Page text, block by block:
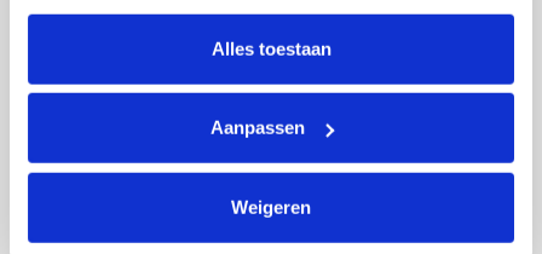
intrekken via Cookie instellingen onderaan de pagina. De
lijst met cookies is te vinden in het tabblad “details”.
Alles toestaan
Aanpassen
Weigeren
gehad. Samen een mooie ronde gelopen
van 13 km. We moeten ergens beginnen
hé!